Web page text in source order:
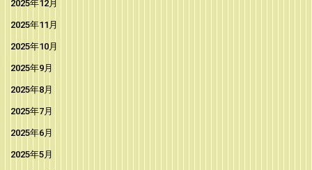
2025年12月
2025年11月
2025年10月
2025年9月
2025年8月
2025年7月
2025年6月
2025年5月